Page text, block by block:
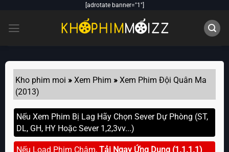
content
[adrotate banner="1"]
Kho phim moi »Xem Phim »Xem Phim Đội Quân Ma
(2013)
Nếu Xem Phim Bị Lag Hãy Chọn Sever Dự Phòng (ST,
DL, GH, HY Hoặc Sever 1,2,3vv...)
Nếu Load Phim Chậm,Tải Ngay Ứng Dụng (1.1.1.1)